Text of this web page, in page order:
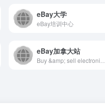
eBay大学
eBay培训中心
eBay加拿大站